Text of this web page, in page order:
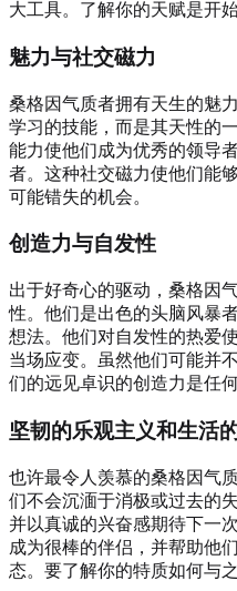
大工具。了解你的天赋是开
魅力与社交磁力
桑格因气质者拥有天生的魅
学习的技能，而是其天性的
能力使他们成为优秀的领导
者。这种社交磁力使他们能
可能错失的机会。
创造力与自发性
出于好奇心的驱动，桑格因
性。他们是出色的头脑风暴
想法。他们对自发性的热爱
当场应变。虽然他们可能并
们的远见卓识的创造力是任
坚韧的乐观主义和生活
也许最令人羡慕的桑格因气
们不会沉湎于消极或过去的
并以真诚的兴奋感期待下一
成为很棒的伴侣，并帮助他
态。要了解你的特质如何与